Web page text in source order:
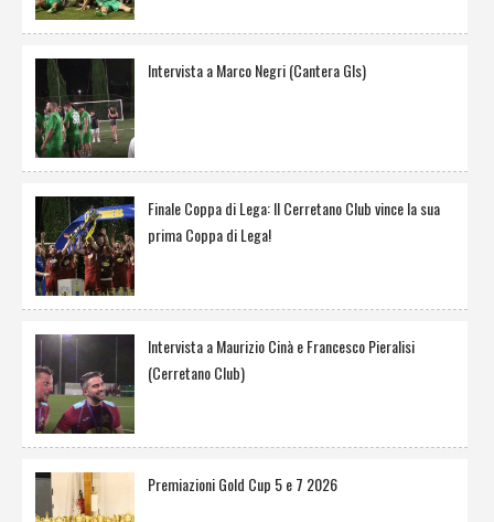
Intervista a Marco Negri (Cantera Gls)
Finale Coppa di Lega: Il Cerretano Club vince la sua
prima Coppa di Lega!
Intervista a Maurizio Cinà e Francesco Pieralisi
(Cerretano Club)
Premiazioni Gold Cup 5 e 7 2026